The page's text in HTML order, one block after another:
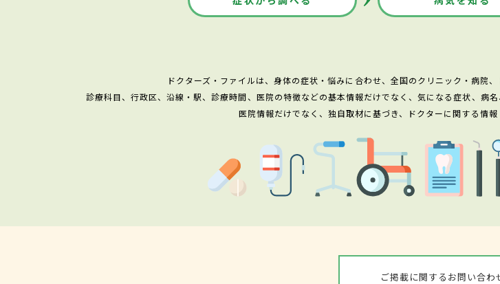
ドクターズ・ファイルは、身体の症状・悩みに合わせ、全国のクリニック・病院
診療科目、行政区、沿線・駅、診療時間、医院の特徴などの基本情報だけでなく、気になる症状、病
医院情報だけでなく、独自取材に基づき、ドクターに関する情
ご掲載に関するお問い合わ